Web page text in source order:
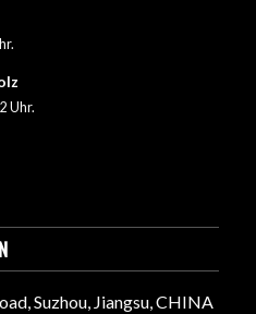
Uhr.
Suzhou, Jiangsu, CHINA